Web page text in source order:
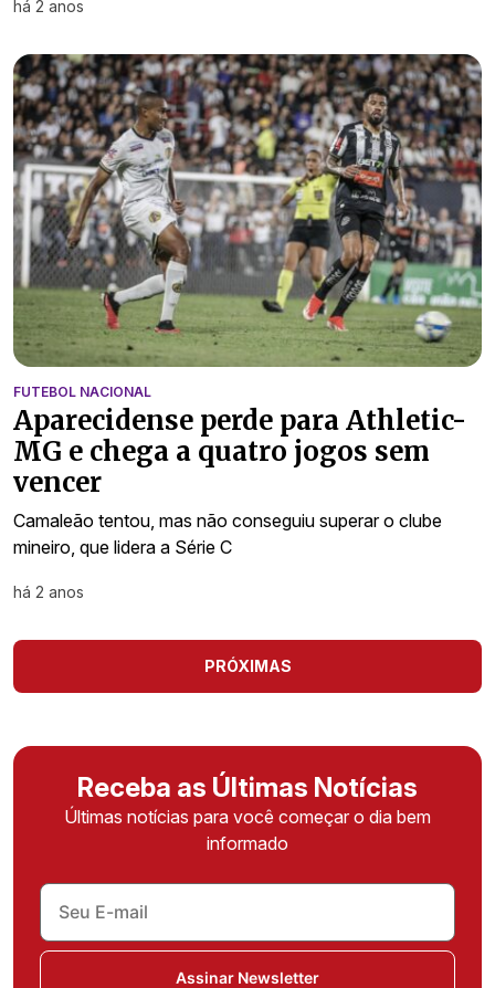
há 2 anos
FUTEBOL NACIONAL
Aparecidense perde para Athletic-
MG e chega a quatro jogos sem
vencer
Camaleão tentou, mas não conseguiu superar o clube
mineiro, que lidera a Série C
há 2 anos
PRÓXIMAS
Receba as Últimas Notícias
Últimas notícias para você começar o dia bem
informado
Assinar Newsletter